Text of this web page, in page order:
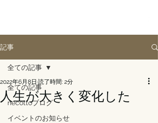
記事
全ての記事
necottoブログ
イベントのお知らせ
全ての記事
人生が大きく変化した
2022年6月8日 読了時間: 2分